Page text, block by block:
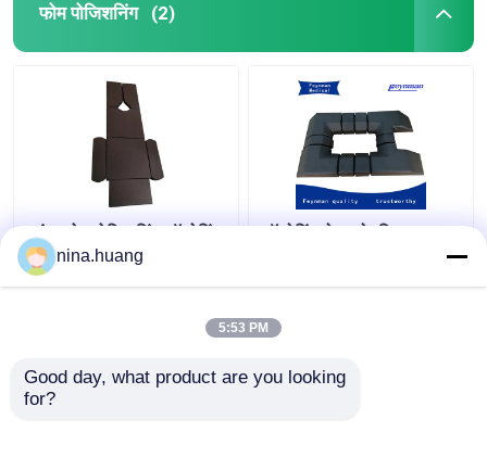
फोम पोजिशनिंग (2)
स्पंज फोम पोजिशनिंग ऑपरेटिंग
टेबल कुशन सर्जिकल टेबल पैड
ऑपरेटिंग टेबल के लिए उच्च
घनत्व फोम पोजिशनिंग पॉलिमर
nina.huang
5:53 PM
Good day, what product are you looking
for?